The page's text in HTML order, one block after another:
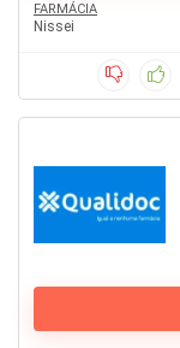
FARMÁCIA
Nissei